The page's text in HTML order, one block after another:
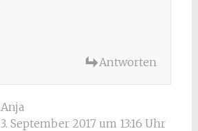
Antworten
Anja
3. September 2017 um 13:16 Uhr